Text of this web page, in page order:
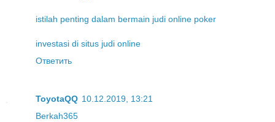
istilah penting dalam bermain judi online poker
investasi di situs judi online
Ответить
ToyotaQQ 10.12.2019, 13:21
Berkah365